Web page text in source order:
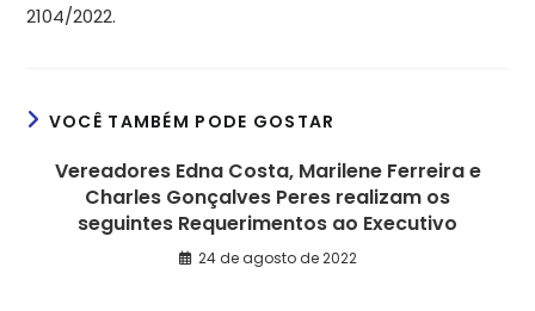
2104/2022.
VOCÊ TAMBÉM PODE GOSTAR
Vereadores Edna Costa, Marilene Ferreira e
Charles Gonçalves Peres realizam os
seguintes Requerimentos ao Executivo
24 de agosto de 2022